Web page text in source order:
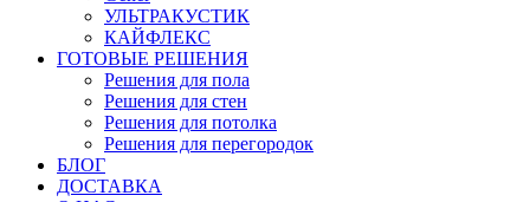
УЛЬТРАКУСТИК
КАЙФЛЕКС
ГОТОВЫЕ РЕШЕНИЯ
Решения для пола
Решения для стен
Решения для потолка
Решения для перегородок
БЛОГ
ДОСТАВКА